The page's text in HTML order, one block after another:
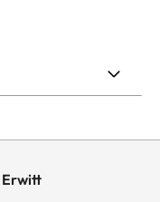
Erwitt